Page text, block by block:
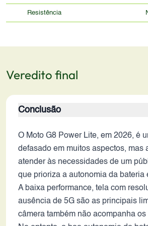
Resistência
Veredito final
Conclusão
O Moto G8 Power Lite, em 2026, é
defasado em muitos aspectos, mas
atender às necessidades de um
que prioriza a autonomia da bateria
A baixa performance, tela com
ausência de 5G são as principais
câmera também não acompanha